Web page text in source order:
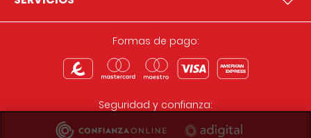
Formas de pago:
Seguridad y confianza: